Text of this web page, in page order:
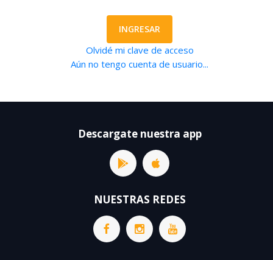
INGRESAR
Olvidé mi clave de acceso
Aún no tengo cuenta de usuario...
Descargate nuestra app
NUESTRAS REDES